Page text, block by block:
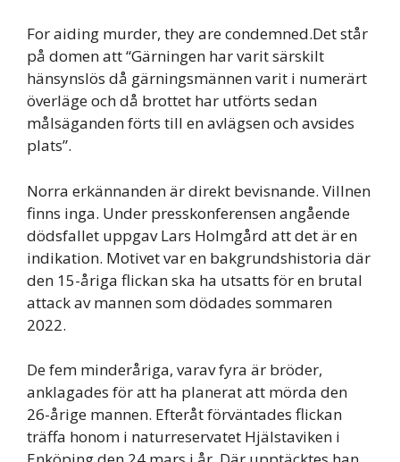
For aiding murder, they are condemned.Det står
på domen att “Gärningen har varit särskilt
hänsynslös då gärningsmännen varit i numerärt
överläge och då brottet har utförts sedan
målsäganden förts till en avlägsen och avsides
plats”.
Norra erkännanden är direkt bevisnande. Villnen
finns inga. Under presskonferensen angående
dödsfallet uppgav Lars Holmgård att det är en
indikation. Motivet var en bakgrundshistoria där
den 15-åriga flickan ska ha utsatts för en brutal
attack av mannen som dödades sommaren
2022.
De fem minderåriga, varav fyra är bröder,
anklagades för att ha planerat att mörda den
26-årige mannen. Efteråt förväntades flickan
träffa honom i naturreservatet Hjälstaviken i